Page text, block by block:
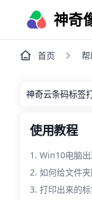
神奇
首页 帮
使用教程
Win10电脑
如何给文件
打印出来的